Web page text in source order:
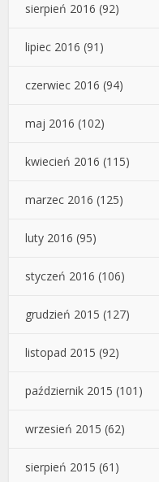
sierpień 2016 (92)
lipiec 2016 (91)
czerwiec 2016 (94)
maj 2016 (102)
kwiecień 2016 (115)
marzec 2016 (125)
luty 2016 (95)
styczeń 2016 (106)
grudzień 2015 (127)
listopad 2015 (92)
październik 2015 (101)
wrzesień 2015 (62)
sierpień 2015 (61)